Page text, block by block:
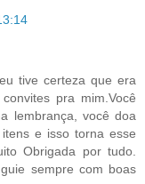
tive certeza que era
pra mim.Você
lembrança, você doa
e isso torna esse
Obrigada por tudo.
sempre com boas